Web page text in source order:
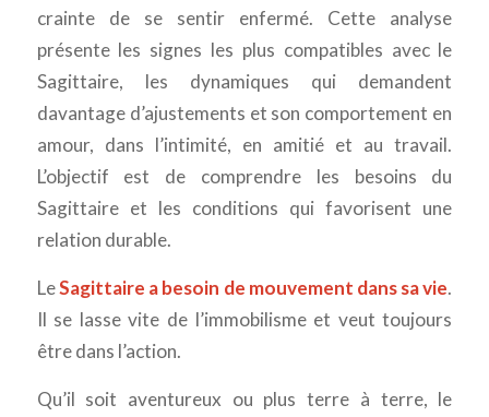
crainte de se sentir enfermé. Cette analyse
présente les signes les plus compatibles avec le
Sagittaire, les dynamiques qui demandent
davantage d’ajustements et son comportement en
amour, dans l’intimité, en amitié et au travail.
L’objectif est de comprendre les besoins du
Sagittaire et les conditions qui favorisent une
relation durable.
LeSagittaire a besoin de mouvement dans sa vie.
Il se lasse vite de l’immobilisme et veut toujours
être dans l’action.
Qu’il soit aventureux ou plus terre à terre, le